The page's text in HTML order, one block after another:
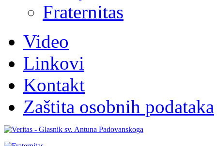
Fraternitas
Video
Linkovi
Kontakt
Zaštita osobnih podataka